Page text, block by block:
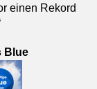
einen Rekord
Blue